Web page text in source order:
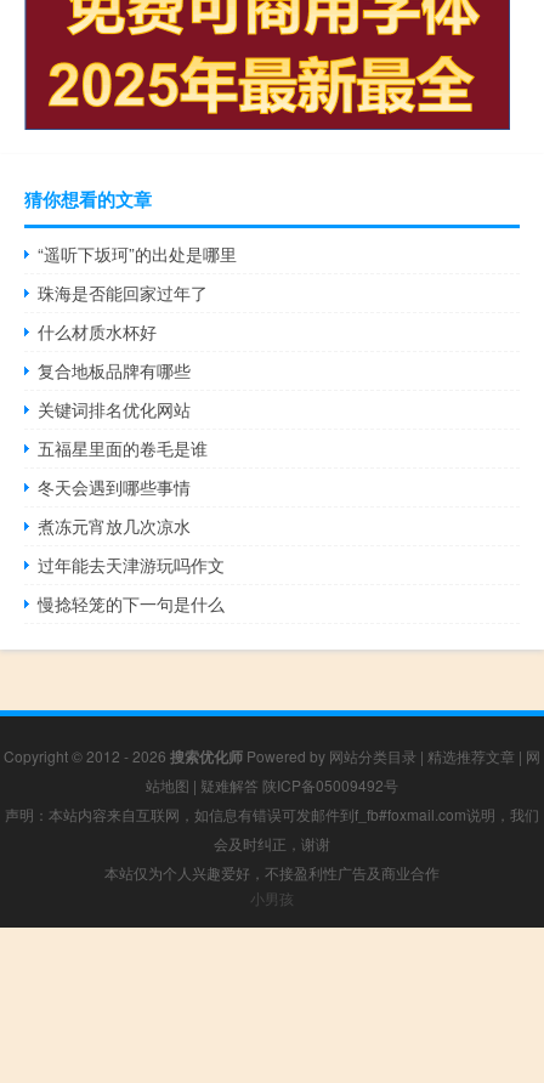
猜你想看的文章
“遥听下坂珂”的出处是哪里
珠海是否能回家过年了
什么材质水杯好
复合地板品牌有哪些
关键词排名优化网站
五福星里面的卷毛是谁
冬天会遇到哪些事情
煮冻元宵放几次凉水
过年能去天津游玩吗作文
慢捻轻笼的下一句是什么
Copyright © 2012 - 2026 搜索优化师 Powered by 网站分类目录 | 精选推荐文章 | 网
站地图 | 疑难解答 陕ICP备05009492号
声明：本站内容来自互联网，如信息有错误可发邮件到f_fb#foxmail.com说明，我们
会及时纠正，谢谢
本站仅为个人兴趣爱好，不接盈利性广告及商业合作
小男孩